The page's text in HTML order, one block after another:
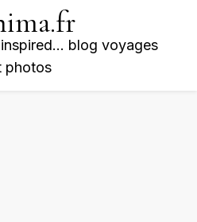
blog voyages
photos